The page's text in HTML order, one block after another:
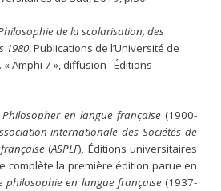
de la scolarisation, des
1980, Publications de l’Université de
Amphi 7 », diffusion : Éditions
Philosopher en langue française (1900-
internationale des Sociétés de
(ASPLF), Éditions universitaires
complète la première édition parue en
philosophie en langue française(1937-